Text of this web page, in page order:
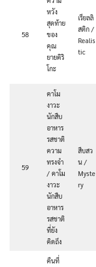
58
หวัง
สุดท้าย
ของ
คุณ
ยายคิริ
โกะ
เรียลลิ
สติก /
Realis
tic
59
คาโม
งาวะ
นักสืบ
อาหาร
รสชาติ
ความ
ทรงจํา
/ คาโม
งาวะ
นักสืบ
อาหาร
รสชาติ
ที่ยัง
คิดถึง
สืบสว
น /
Myste
ry
คืนที่